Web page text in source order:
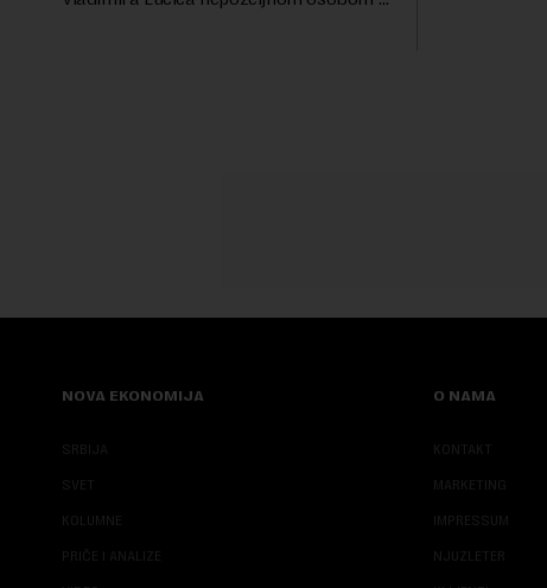
NOVA EKONOMIJA
SRBIJA
SVET
KOLUMNE
PRIČE I ANALIZE
O NAMA
KONTAKT
MARKETING
IMPRESSUM
NJUZLETER